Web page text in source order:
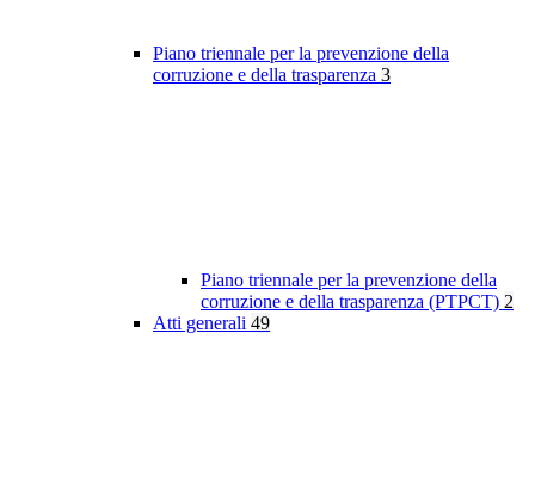
Piano triennale per la prevenzione della
corruzione e della trasparenza 3
Piano triennale per la prevenzione della
corruzione e della trasparenza (PTPCT) 2
Atti generali 49